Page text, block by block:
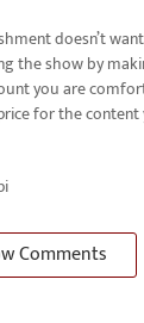
doesn’t
the show by
you are
for the content
Comments